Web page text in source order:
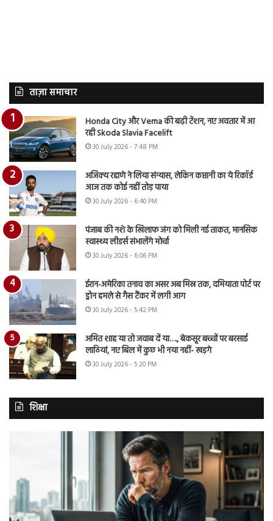
ताज़ा समाचार
Honda City और Verna की बढ़ी टेंशन, नए अवतार में आ
रही Skoda Slavia Facelift
30 July 2026 - 7:48 PM
अजिंक्य रहाणे ने लिया संन्यास, लेकिन कप्तानी का ये रिकॉर्ड
आज तक कोई नहीं तोड़ पाया
30 July 2026 - 6:40 PM
पंजाब की नशे के खिलाफ जंग को मिली नई ताकत, मानसिक
स्वास्थ्य लीडर्स संभालेंगे मोर्चा
30 July 2026 - 6:06 PM
ईरान-अमेरिका तनाव का असर अब मिस्र तक, दमियाता पोर्ट पर
ड्रोन हमले से गैस टैंकर में लगी आग
30 July 2026 - 5:42 PM
अमित शाह या तो जवाब दें या…., बेकसूर बच्चों पर बरसाई
लाठियां, नए बिल में कुछ भी नया नहीं- खड़गे
30 July 2026 - 5:20 PM
शिक्षा